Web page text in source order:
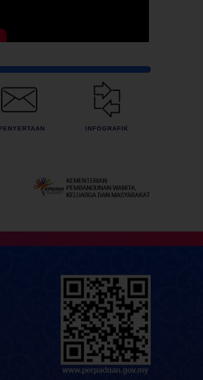
INFOGRAFIK